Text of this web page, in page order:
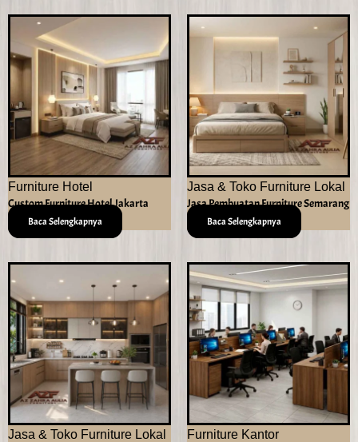
Furniture Hotel
Custom Furniture Hotel Jakarta
Baca Selengkapnya
Jasa & Toko Furniture Lokal
Jasa Pembuatan Furniture Semarang
Baca Selengkapnya
Jasa & Toko Furniture Lokal
Furniture Kantor